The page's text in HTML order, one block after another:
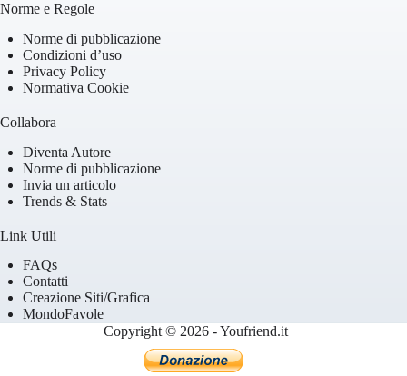
Norme e Regole
Norme di pubblicazione
Condizioni d’uso
Privacy Policy
Normativa Cookie
Collabora
Diventa Autore
Norme di pubblicazione
Invia un articolo
Trends & Stats
Link Utili
FAQs
Contatti
Creazione Siti/Grafica
MondoFavole
Copyright © 2026 - Youfriend.it